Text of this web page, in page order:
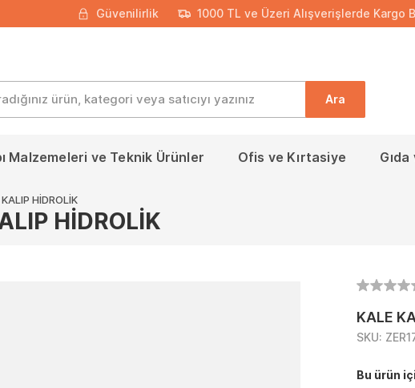
Güvenilirlik 1000 TL ve Üzeri Alışverişlerde Kargo
Ara
Malzemeleri ve Teknik Ürünler Ofis ve Kırtasiye
HİDROLİK
HİDROLİK
KALE
SKU:
Bu ürün